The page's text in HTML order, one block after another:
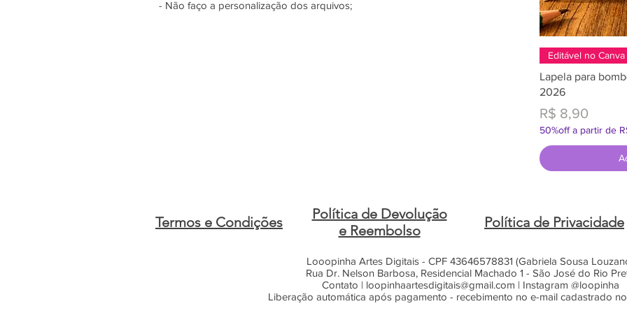
- Não faço a personalização dos arquivos;
Editável no Canva
Lapela para
2026
Preço
R$ 8,90
50%off a partir de
Termos e Condições
Política de Devolução
e Reembolso
Política de Privacidade
Looopinha Artes Digitais - CPF 43646578831 (Gabriela Sousa
Rua Dr. Nelson Barbosa, Residencial Machado 1 - São José do Rio
Contato | loopinhaartesdigitais@gmail.com | Instagram @loopinha
Liberação automática após pagamento - recebimento no e-mail cadastrado